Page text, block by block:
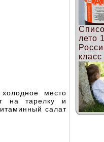
место
на тарелку и
салат
лето
класс